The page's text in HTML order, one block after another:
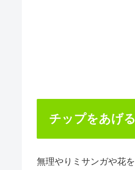
チップをあげ
無理やりミサンガや花